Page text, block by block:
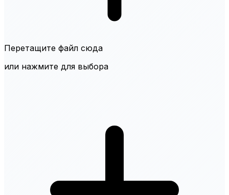
Перетащите файл сюда
или нажмите для выбора